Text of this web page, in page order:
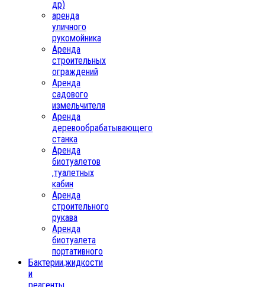
др)
аренда
уличного
рукомойника
Аренда
строительных
ограждений
Аренда
садового
измельчителя
Аренда
деревообрабатывающего
станка
Аренда
биотуалетов
,туалетных
кабин
Аренда
строительного
рукава
Аренда
биотуалета
портативного
Бактерии,жидкости
и
реагенты